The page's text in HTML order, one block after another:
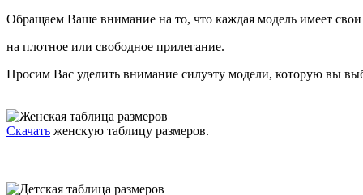
Обращаем Ваше внимание на то, что каждая модель имеет
на плотное или свободное прилегание.
Просим Вас уделить внимание силуэту модели, которую вы
Скачать женскую таблицу размеров.